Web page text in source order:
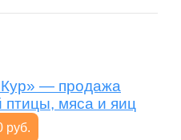
— продажа
птицы, мяса и яиц
руб.